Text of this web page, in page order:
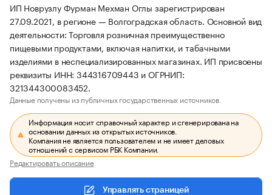
ИП Новрузлу Фурман Мехман Оглы зарегистрирован
27.09.2021, в регионе — Волгоградская область. Основной вид
деятельности: Торговля розничная преимущественно
пищевыми продуктами, включая напитки, и табачными
изделиями в неспециализированных магазинах. ИП присвоены
реквизиты ИНН: 344316709443 и ОГРНИП:
321344300083452.
Данные получены из публичных государственных источников.
Информация носит справочный характер и сгенерирована на
основании данных из открытых источников.
Компания не является пользователем и не имеет деловых
отношений с сервисом РБК Компании.
Редактировать описание
Управлять страницей